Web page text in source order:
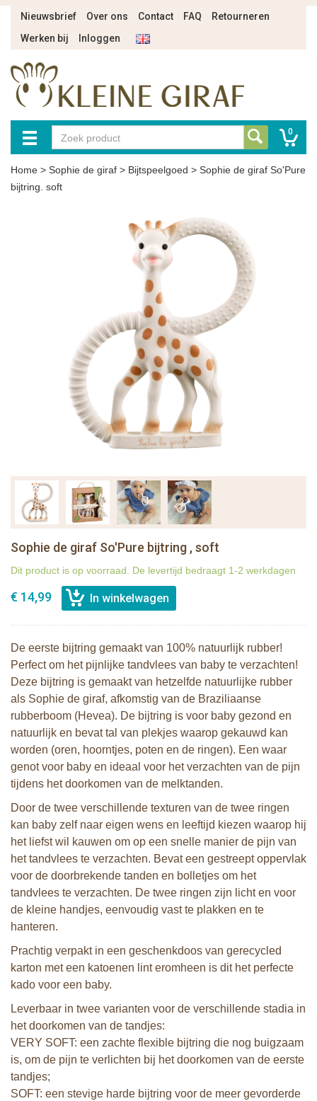
Nieuwsbrief Over ons Contact FAQ
Retourneren
Werken bij
Inloggen
0
Home > Sophie de giraf > Bijtspeelgoed > Sophie de giraf So'Pure
bijtring. soft
Sophie de giraf So'Pure bijtring , soft
Dit product is op voorraad. De levertijd bedraagt 1-2 werkdagen
€ 14,99
De eerste bijtring gemaakt van 100% natuurlijk rubber!
Perfect om het pijnlijke tandvlees van baby te verzachten!
Deze bijtring is gemaakt van hetzelfde natuurlijke rubber
als Sophie de giraf, afkomstig van de Braziliaanse
rubberboom (Hevea). De bijtring is voor baby gezond en
natuurlijk en bevat tal van plekjes waarop gekauwd kan
worden (oren, hoorntjes, poten en de ringen). Een waar
genot voor baby en ideaal voor het verzachten van de pijn
tijdens het doorkomen van de melktanden.
Door de twee verschillende texturen van de twee ringen
kan baby zelf naar eigen wens en leeftijd kiezen waarop hij
het liefst wil kauwen om op een snelle manier de pijn van
het tandvlees te verzachten. Bevat een gestreept oppervlak
voor de doorbrekende tanden en bolletjes om het
tandvlees te verzachten. De twee ringen zijn licht en voor
de kleine handjes, eenvoudig vast te plakken en te
hanteren.
Prachtig verpakt in een geschenkdoos van gerecycled
karton met een katoenen lint eromheen is dit het perfecte
kado voor een baby.
Leverbaar in twee varianten voor de verschillende stadia in
het doorkomen van de tandjes:
VERY SOFT: een zachte flexible bijtring die nog buigzaam
is, om de pijn te verlichten bij het doorkomen van de eerste
tandjes;
SOFT: een stevige harde bijtring voor de meer gevorderde